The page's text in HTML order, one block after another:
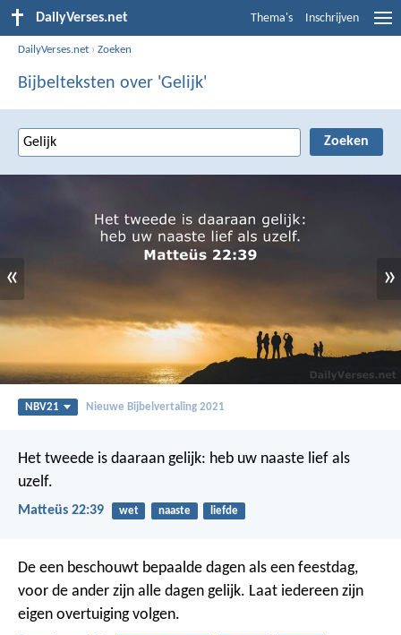
DailyVerses.net Thema's Inschrijven
DailyVerses.net ›Zoeken
Bijbelteksten over 'Gelijk'
« »
NBV21 Nieuwe Bijbelvertaling 2021
Het tweede is daaraan gelijk: heb uw naaste lief als
uzelf.
Matteüs 22:39 wet naaste liefde
De een beschouwt bepaalde dagen als een feestdag,
voor de ander zijn alle dagen gelijk. Laat iedereen zijn
eigen overtuiging volgen.